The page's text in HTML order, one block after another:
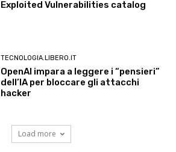
Exploited Vulnerabilities catalog
TECNOLOGIA.LIBERO.IT
OpenAI impara a leggere i “pensieri”
dell’IA per bloccare gli attacchi
hacker
Load more